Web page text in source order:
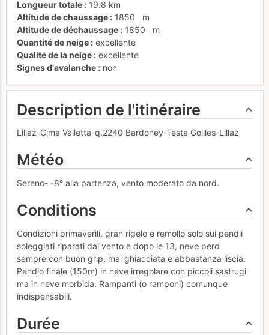
Longueur totale
19.8 km
Altitude de chaussage
1850
m
Altitude de déchaussage
1850
m
Quantité de neige
excellente
Qualité de la neige
excellente
Signes d'avalanche
non
Description de l'itinéraire
Lillaz-Cima Valletta-q.2240 Bardoney-Testa Goilles-Lillaz
Météo
Sereno- -8° alla partenza, vento moderato da nord.
Conditions
Condizioni primaverili, gran rigelo e remollo solo sui pendii
soleggiati riparati dal vento e dopo le 13, neve pero'
sempre con buon grip, mai ghiacciata e abbastanza liscia.
Pendio finale (150m) in neve irregolare con piccoli sastrugi
ma in neve morbida. Rampanti (o ramponi) comunque
indispensabili.
Durée